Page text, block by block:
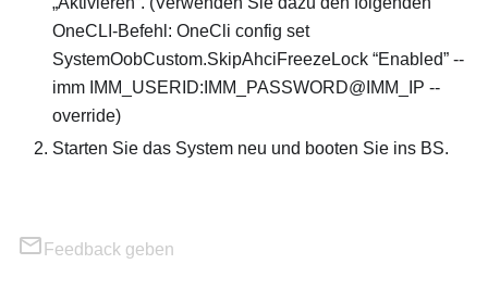
OneCLI-Befehl: OneCli config set
SystemOobCustom.SkipAhciFreezeLock “Enabled” --
imm IMM_USERID:IMM_PASSWORD@IMM_IP --
override)
Starten Sie das System neu und booten Sie ins BS.
Feedback geben